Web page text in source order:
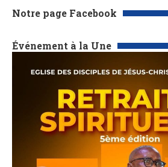
Notre page Facebook
Événement à la Une